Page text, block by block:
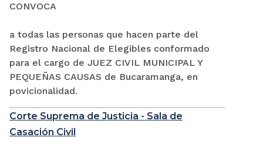
CONVOCA
a todas las personas que hacen parte del
Registro Nacional de Elegibles conformado
para el cargo de JUEZ CIVIL MUNICIPAL Y
PEQUEÑAS CAUSAS de Bucaramanga, en
povicionalidad.
Corte Suprema de Justicia - Sala de
Casación Civil